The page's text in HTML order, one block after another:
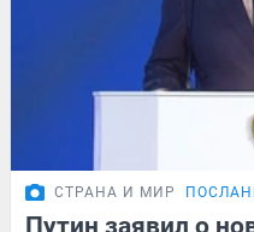
СТРАНА И МИР
Путин заявил о